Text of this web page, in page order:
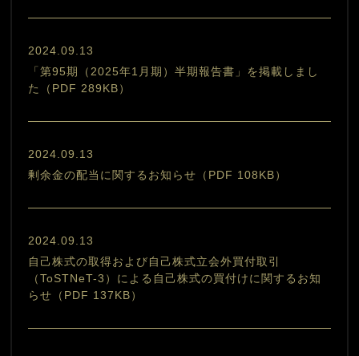
2024.09.13
「第95期（2025年1月期）半期報告書」を掲載しまし
た（PDF 289KB）
2024.09.13
剰余金の配当に関するお知らせ（PDF 108KB）
2024.09.13
自己株式の取得および自己株式立会外買付取引
（ToSTNeT-3）による自己株式の買付けに関するお知
らせ（PDF 137KB）